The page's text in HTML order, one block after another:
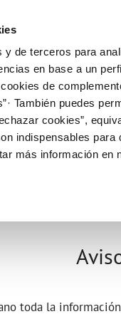
y de terceros para
en base a un
de
También puedes
cookies”,
indispensables
más información en
de titular
de suministro
Tu Servicio
AL CLIENTE
contacto
y afectaciones
del agua
DE GESTIÓN Y
toda la